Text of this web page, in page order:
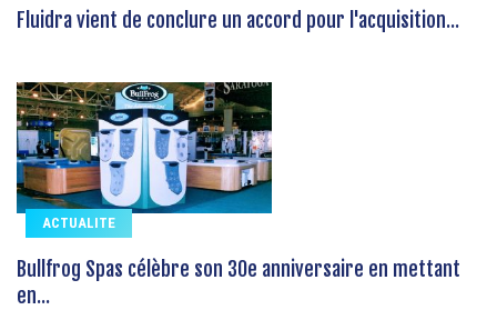
Fluidra vient de conclure un accord pour l'acquisition...
ACTUALITE
Bullfrog Spas célèbre son 30e anniversaire en mettant
en...